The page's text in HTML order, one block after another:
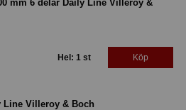
mm 6 delar Daily Line Villeroy &
Hel: 1 st Köp
Line Villeroy & Boch